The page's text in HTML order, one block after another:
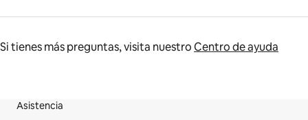
Si tienes más preguntas, visita nuestroCentro de ayuda
Pie de página del sitio web
Asistencia